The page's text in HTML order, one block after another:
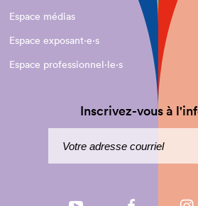
Espace médias
Espace exposant·e⋅s
Espace professionnel·le⋅s
Inscrivez-vous à